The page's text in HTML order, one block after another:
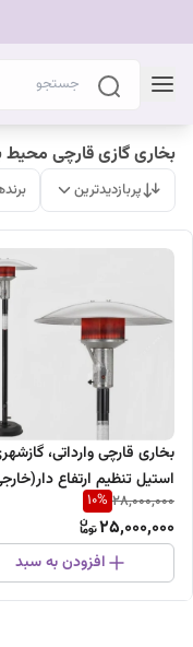
بخاری گازی قارچی محیط
پربازدیدترین
بخاری قارچی وارداتی،
استیل تنظیم ارتفاع
28,000,000
10%
25,000,000
افزودن به سبد